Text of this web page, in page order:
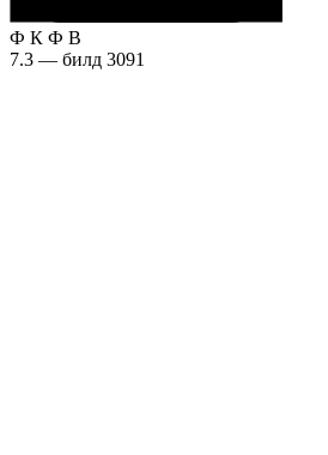
Ф К Ф В
7.3 — билд 3091